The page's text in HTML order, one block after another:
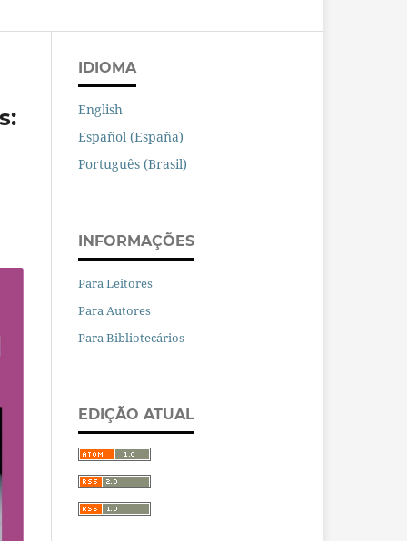
IDIOMA
English
Español (España)
Português (Brasil)
INFORMAÇÕES
Para Leitores
Para Autores
Para Bibliotecários
EDIÇÃO ATUAL